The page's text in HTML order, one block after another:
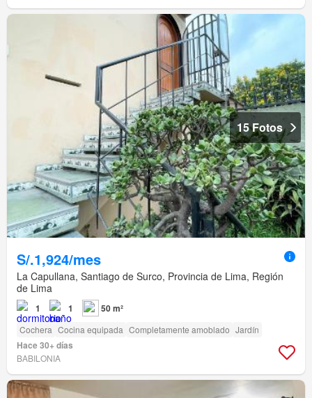
15 Fotos
S/.1,924/mes
La Capullana, Santiago de Surco, Provincia de Lima, Región
de Lima
1 1 50 m²
Cochera Cocina equipada Completamente amoblado Jardín
Hace 30+ días
BABILONIA